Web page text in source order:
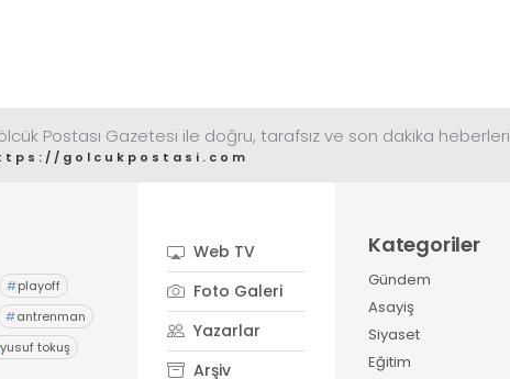
Postası Gazetesi ile doğru, tarafsız ve son dakika heberleri
golcukpostasi.com
#playoff
#antrenman
yusuf tokuş
Web TV
Foto Galeri
Yazarlar
Arşiv
Kategoriler
Gündem
Asayiş
Siyaset
Eğitim